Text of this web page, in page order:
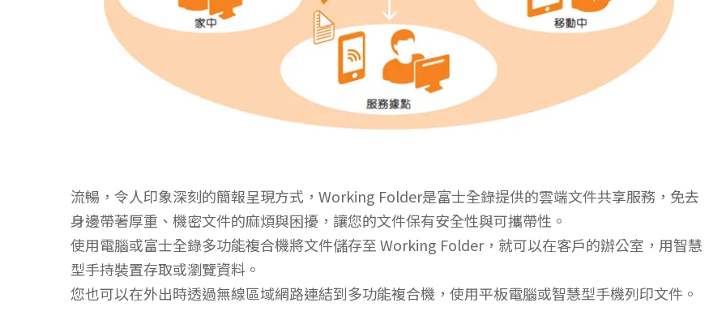
流暢，令人印象深刻的簡報呈現方式，Working Folder是富士全錄提供的雲端文件共享服務，免去
身邊帶著厚重、機密文件的麻煩與困擾，讓您的文件保有安全性與可攜帶性。
使用電腦或富士全錄多功能複合機將文件儲存至 Working Folder，就可以在客戶的辦公室，用智慧
型手持裝置存取或瀏覽資料。
您也可以在外出時透過無線區域網路連結到多功能複合機，使用平板電腦或智慧型手機列印文件。